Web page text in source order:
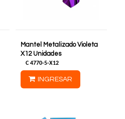
Mantel Metalizado Violeta
X12 Unidades
C 4770-5-X12
INGRESAR